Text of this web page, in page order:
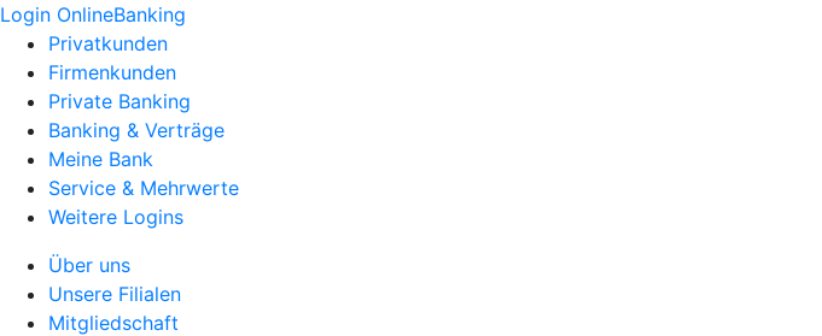
Login OnlineBanking
Privatkunden
Firmenkunden
Private Banking
Banking & Verträge
Meine Bank
Service & Mehrwerte
Weitere Logins
Über uns
Unsere Filialen
Mitgliedschaft